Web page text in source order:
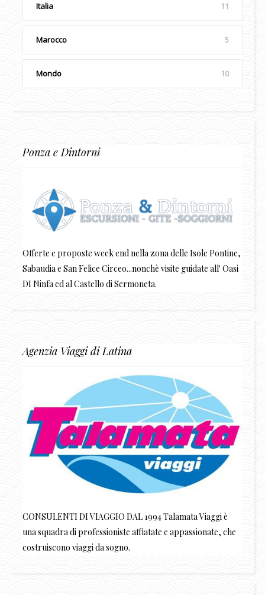
Italia 11
Marocco 5
Mondo 10
Ponza e Dintorni
Offerte e proposte week end nella zona delle Isole Pontine,
Sabaudia e San Felice Circeo...nonchè visite guidate all' Oasi
DI Ninfa ed al Castello di Sermoneta.
Agenzia Viaggi di Latina
CONSULENTI DI VIAGGIO DAL 1994 Talamata Viaggi è
una squadra di professioniste affiatate e appassionate, che
costruiscono viaggi da sogno.